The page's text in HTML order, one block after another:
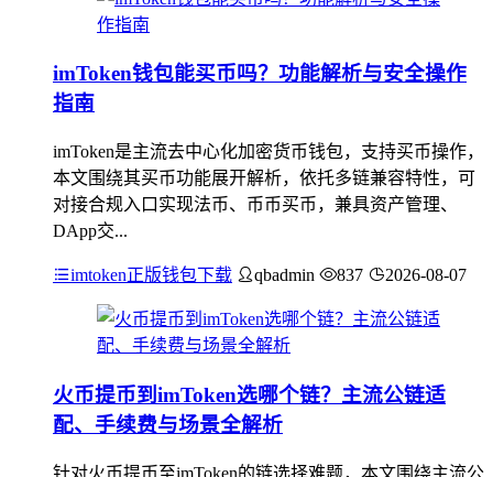
imToken钱包能买币吗？功能解析与安全操作
指南
imToken是主流去中心化加密货币钱包，支持买币操作，
本文围绕其买币功能展开解析，依托多链兼容特性，可
对接合规入口实现法币、币币买币，兼具资产管理、
DApp交...
imtoken正版钱包下载 qbadmin 837 2026-08-07
火币提币到imToken选哪个链？主流公链适
配、手续费与场景全解析
针对火币提币至imToken的链选择难题，本文围绕主流公